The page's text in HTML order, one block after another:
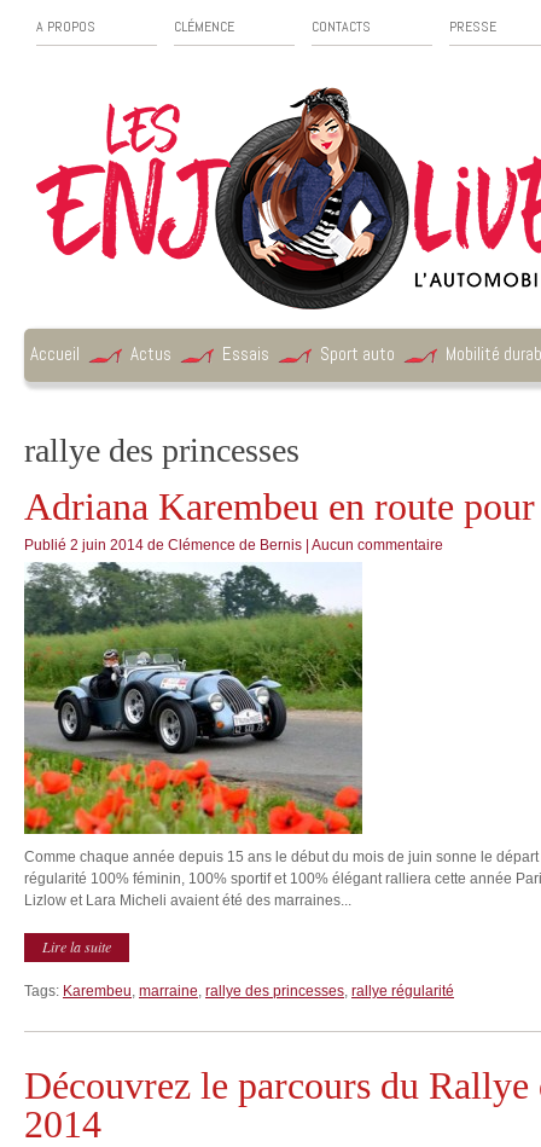
A PROPOS CLÉMENCE CONTACTS PRESSE
Accueil Actus Essais Sport auto Mobilité
rallye des princesses
Adriana Karembeu en route
Publié 2 juin 2014 de Clémence de Bernis Aucun commentaire
Comme chaque année depuis 15 ans le début du mois de juin sonne le
régularité 100% féminin, 100% sportif et 100% élégant ralliera cette année
Lizlow et Lara Micheli avaient été des marraines...
Lire la suite
Tags: Karembeu, marraine, rallye des princesses, rallye régularité
Découvrez le parcours du Rallye
2014